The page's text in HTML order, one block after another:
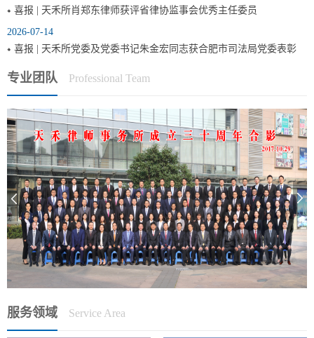
喜报 | 天禾所肖郑东律师获评省律协监事会优秀主任委员
2026-07-14
喜报 | 天禾所党委及党委书记朱金宏同志获合肥市司法局党委表彰
专业团队 Professional Team
服务领域 Service Area